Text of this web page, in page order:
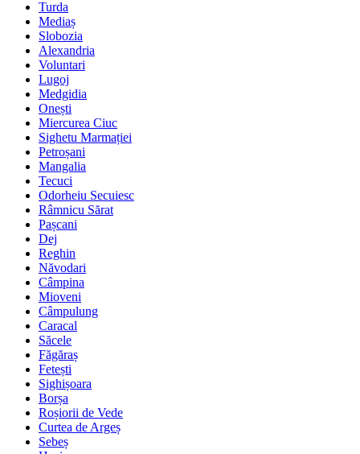
Turda
Mediaș
Slobozia
Alexandria
Voluntari
Lugoj
Medgidia
Onești
Miercurea Ciuc
Sighetu Marmației
Petroșani
Mangalia
Tecuci
Odorheiu Secuiesc
Râmnicu Sărat
Pașcani
Dej
Reghin
Năvodari
Câmpina
Mioveni
Câmpulung
Caracal
Săcele
Făgăraș
Fetești
Sighișoara
Borșa
Roșiorii de Vede
Curtea de Argeș
Sebeș